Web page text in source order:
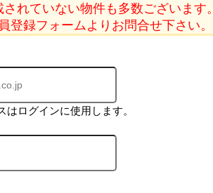
れていない物件も多数ございます。
登録フォームよりお問合せ下さい。
ログインに使用します。